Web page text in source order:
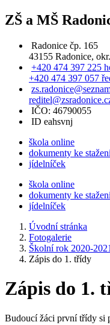
ZŠ a MŠ
Radonice čp. 165
43155 Radonice,
+420 474 397 225
+420 474 397 057
IČO: 46790055
ID eahsvnj
škola online
dokumenty ke
jídelníček
škola online
dokumenty ke
jídelníček
Úvodní stránka
Fotogalerie
Školní rok 2020-2021
Zápis do 1. třídy
Zápis do 1.
Budoucí žáci první třídy si